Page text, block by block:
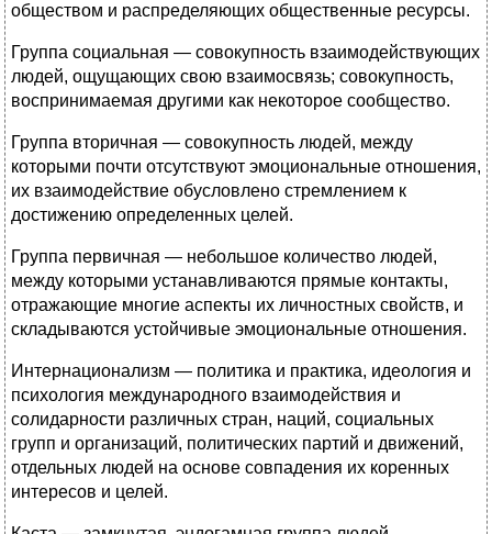
обществом и распределяющих общественные ресурсы.
Группа социальная — совокупность взаимодействующих
людей, ощущающих свою взаимосвязь; совокупность,
воспринимаемая другими как некоторое сообщество.
Группа вторичная — совокупность людей, между
которыми почти отсутствуют эмоциональные отношения,
их взаимодействие обусловлено стремлением к
достижению определенных целей.
Группа первичная — небольшое количество людей,
между которыми устанавливаются прямые контакты,
отражающие многие аспекты их личностных свойств, и
складываются устойчивые эмоциональные отношения.
Интернационализм — политика и практика, идеология и
психология международного взаимодействия и
солидарности различных стран, наций, социальных
групп и организаций, политических партий и движений,
отдельных людей на основе совпадения их коренных
интересов и целей.